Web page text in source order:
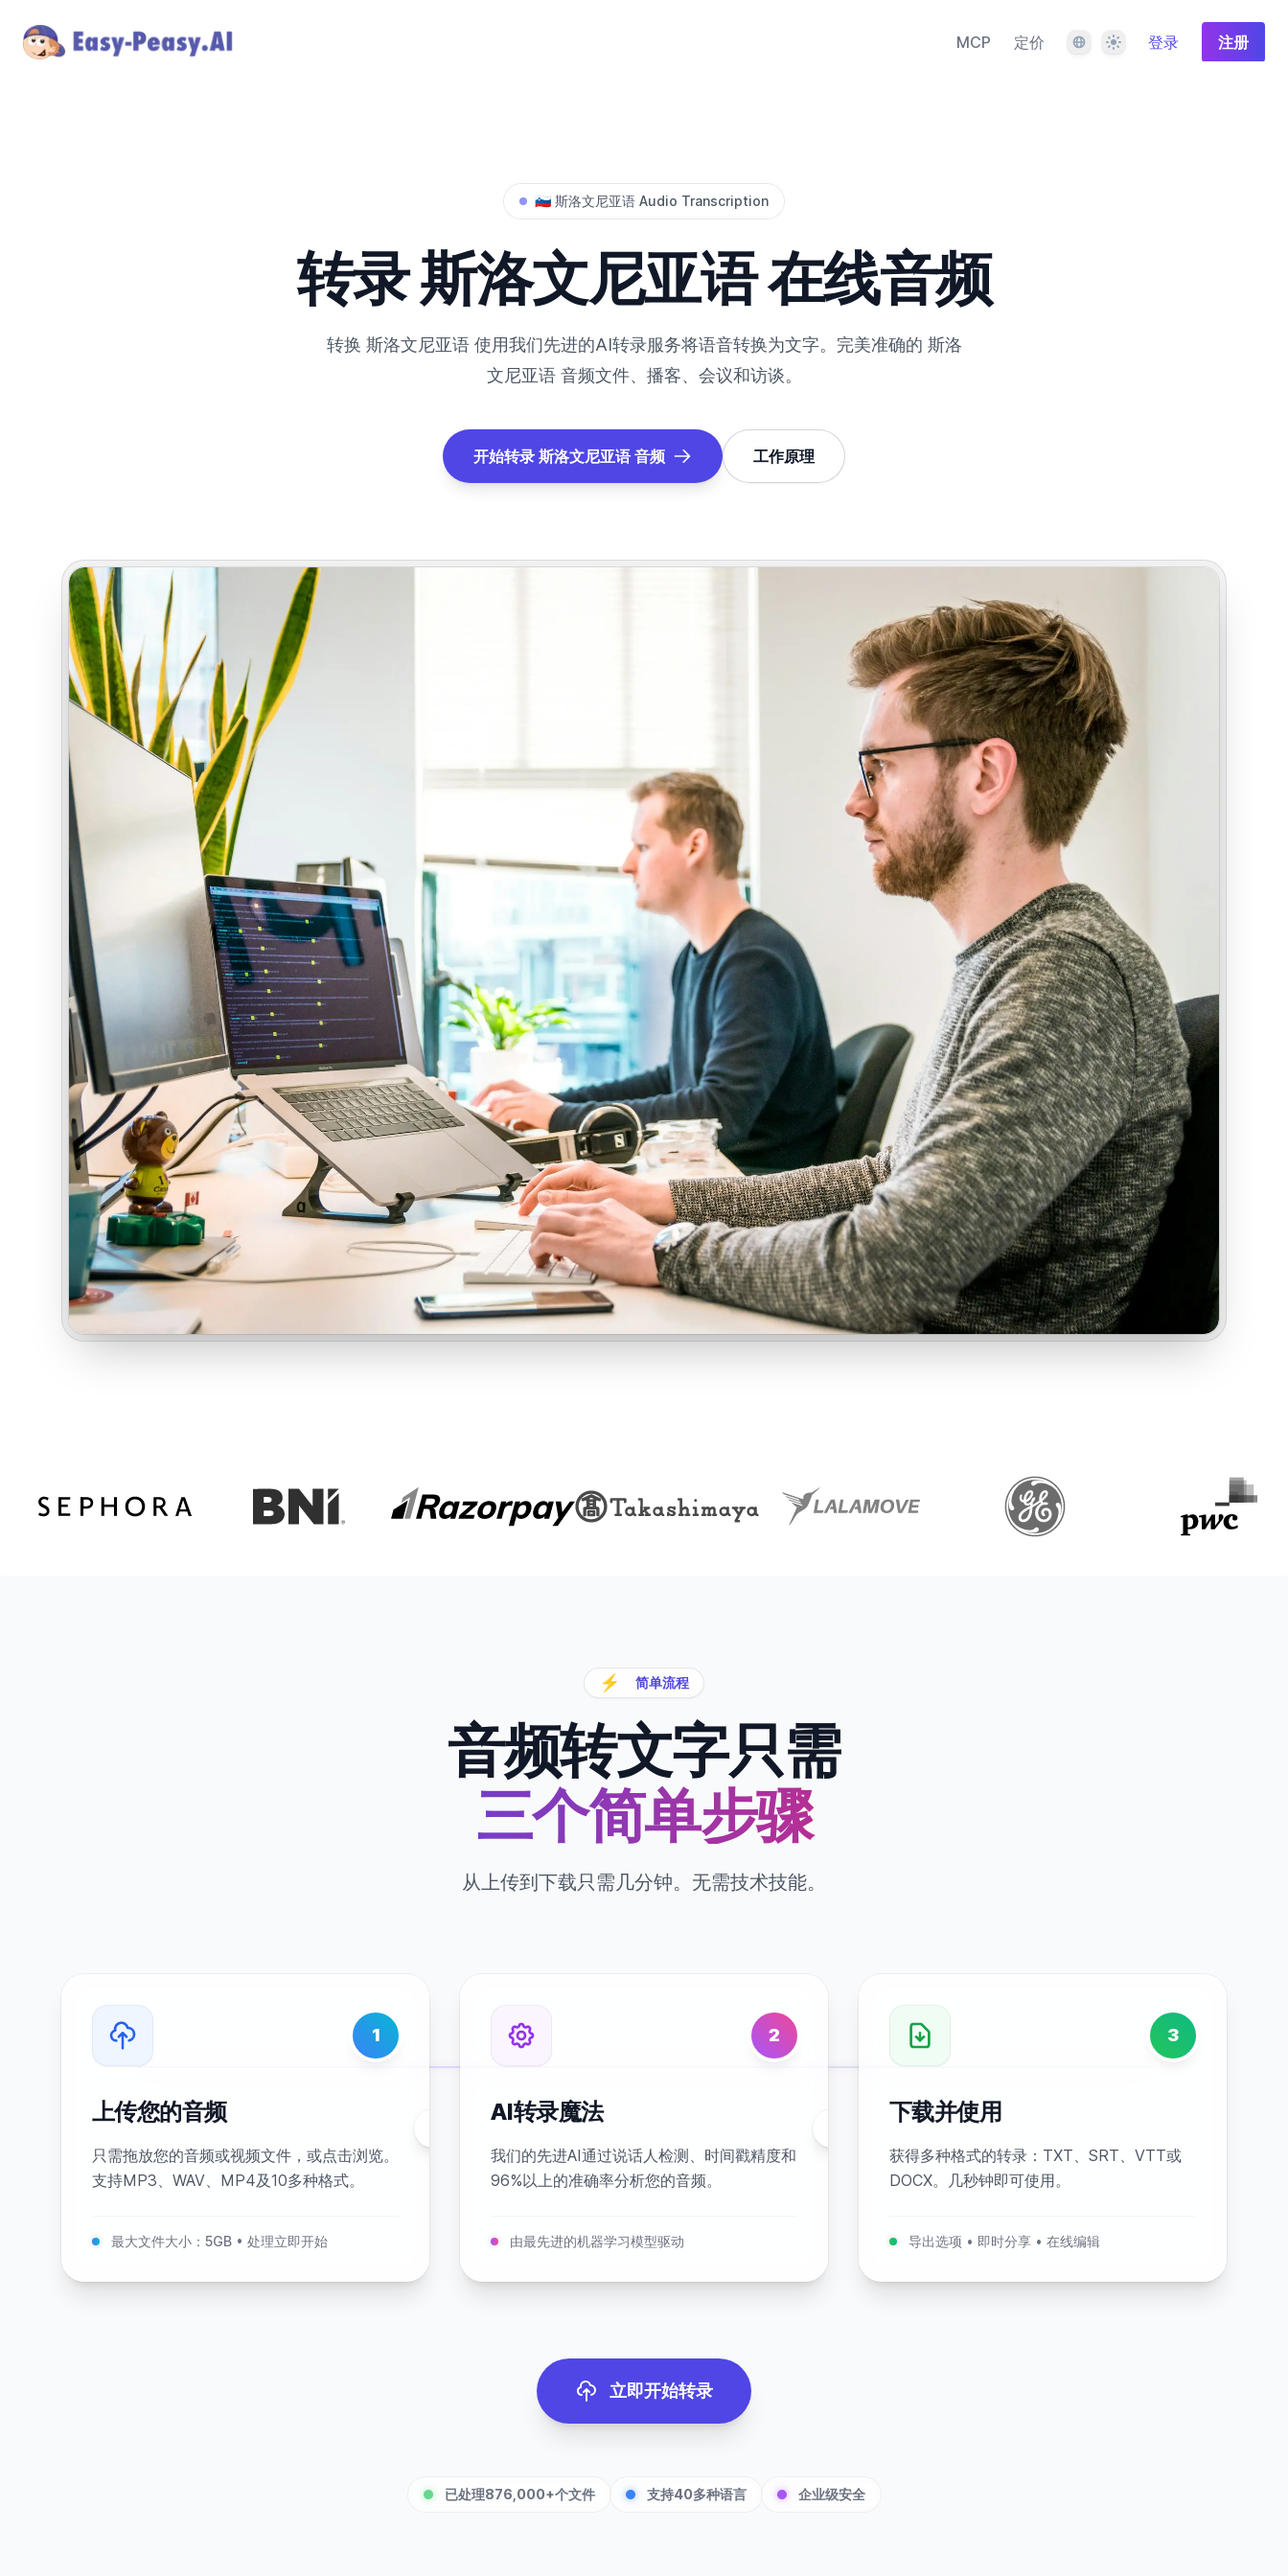
MCP 定价 语言 主题 登录 注册
🇸🇮 斯洛文尼亚语 Audio Transcription
转录斯洛文尼亚语在线音频
转换 斯洛文尼亚语 使用我们先进的AI转录服务将语音转换为文字。完美准确的 斯洛
文尼亚语 音频文件、播客、会议和访谈。
开始转录 斯洛文尼亚语 音频 工作原理
⚡ 简单流程
音频转文字只需
三个简单步骤
从上传到下载只需几分钟。无需技术技能。
1
上传您的音频
只需拖放您的音频或视频文件，或点击浏览。
支持MP3、WAV、MP4及10多种格式。
最大文件大小：5GB • 处理立即开始
2
AI转录魔法
我们的先进AI通过说话人检测、时间戳精度和
96%以上的准确率分析您的音频。
由最先进的机器学习模型驱动
3
下载并使用
获得多种格式的转录：TXT、SRT、VTT或
DOCX。几秒钟即可使用。
导出选项 • 即时分享 • 在线编辑
立即开始转录
已处理876,000+个文件 支持40多种语言 企业级安全